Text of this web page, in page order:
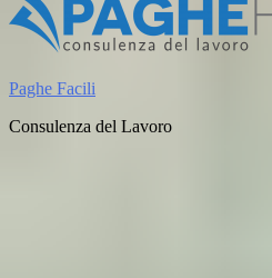
Paghe Facili
Consulenza del Lavoro